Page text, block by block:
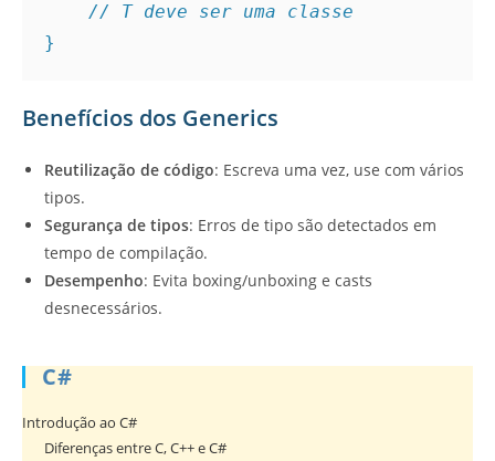
// T deve ser uma classe
Benefícios dos Generics
Reutilização de código: Escreva uma vez, use com vários
tipos.
Segurança de tipos: Erros de tipo são detectados em
tempo de compilação.
Desempenho: Evita boxing/unboxing e casts
desnecessários.
C#
Introdução ao C#
Diferenças entre C, C++ e C#